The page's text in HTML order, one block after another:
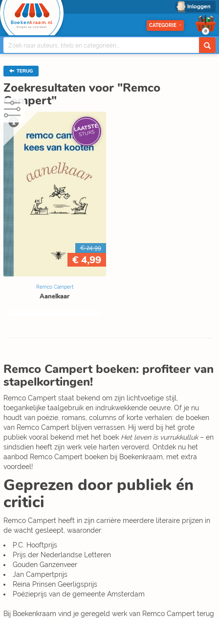
Inloggen
Boeken kraam.nl
Stapel op voordeel CATEGORIE
0
TERUG
Zoekresultaten voor "Remco
Campert"
LAATSTE
STUKS
€ 24,99
€ 4,99
Remco Campert
Aanelkaar
Remco Campert boeken: profiteer van
stapelkortingen!
Remco Campert staat bekend om zijn lichtvoetige stijl,
toegankelijke taalgebruik en indrukwekkende oeuvre. Of je nu
houdt van poëzie, romans, columns of korte verhalen: de boeken
van Remco Campert blijven verrassen. Hij werd bij het grote
publiek vooral bekend met het boek Het leven is vurrukkulluk– en
sindsdien heeft zijn werk vele harten veroverd. Ontdek nu het
aanbod Remco Campert boeken bij Boekenkraam, met extra
voordeel!
Geprezen door publiek én
critici
Remco Campert heeft in zijn carrière meerdere literaire prijzen in
de wacht gesleept, waaronder:
P.C. Hooftprijs
Prijs der Nederlandse Letteren
Gouden Ganzenveer
Jan Campertprijs
Reina Prinsen Geerligsprijs
Poëzieprijs van de gemeente Amsterdam
Bij Boekenkraam vind je geregeld werk van Remco Campert terug